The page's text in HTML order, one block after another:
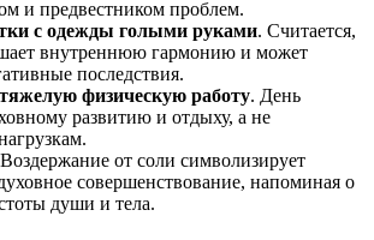
и предвестником проблем.
с одежды голыми руками. Считается,
внутреннюю гармонию и может
последствия.
физическую работу. День
развитию и отдыху, а не
от соли символизирует
совершенствование, напоминая о
души и тела.